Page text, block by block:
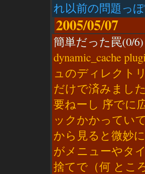
れ以前の問題っ
2005/05/07
簡単だった罠(0/6)
dynamic_cache
ュのディレクト
だけで済みまし
要ねーし 序でに
ックかかってい
から見ると微妙
がメニューやタ
捨てで（何 とこ